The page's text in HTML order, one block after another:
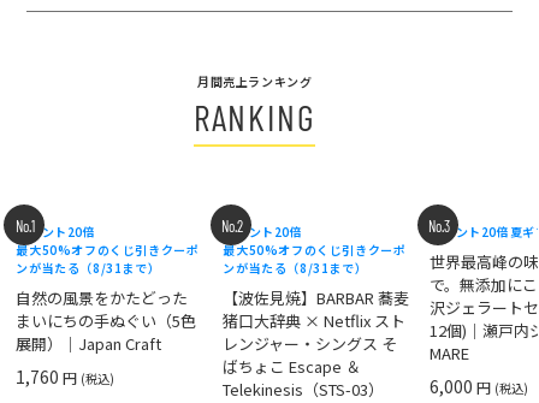
月間売上ランキング
RANKING
No.1
ポイント20倍
最大50%オフのくじ引きクーポ
ンが当たる（8/31まで）
自然の風景をかたどった
まいにちの手ぬぐい（5色
展開）｜Japan Craft
1,760円 (税込)
No.2
ポイント20倍
最大50%オフのくじ引きクーポ
ンが当たる（8/31まで）
【波佐見焼】BARBAR 蕎麦
猪口大辞典 × Netflix スト
レンジャー・シングス そ
ばちょこ Escape ＆
Telekinesis（STS-03）
No.3
ポイント20倍 夏
世界最高峰の
で。無添加に
沢ジェラート
12個)｜瀬戸内
MARE
6,000円 (税込)